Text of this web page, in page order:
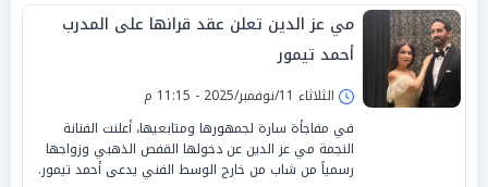
مي عز الدين تعلن عقد قرانها على المدرب
أحمد تيمور
الثلاثاء 11/نوفمبر/2025 - 11:15 م
في مفاجأة سارة لجمهورها ومتابعيها، أعلنت الفنانة
النجمة مي عز الدين عن دخولها القفص الذهبي وزواجها
رسمياً من شاب من خارج الوسط الفني يدعى أحمد تيمور.